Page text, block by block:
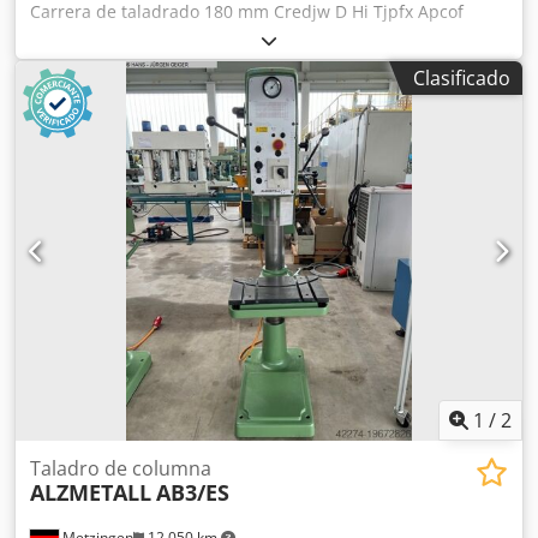
Carrera de taladrado 180 mm Credjw D Hi Tjpfx Apcof
Potencia total requerida 1,9 kW ¡Descripción
próximamente!
Clasificado
1 /2
Taladro de columna
ALZMETALLAB3/ES